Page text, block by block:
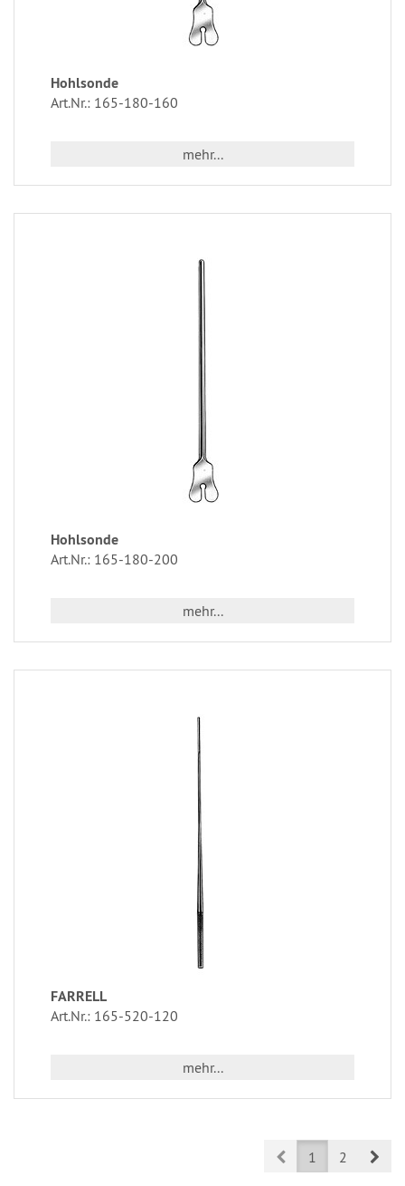
Hohlsonde
Art.Nr.: 165-180-160
mehr...
Hohlsonde
Art.Nr.: 165-180-200
mehr...
FARRELL
Art.Nr.: 165-520-120
mehr...
Prev1 2